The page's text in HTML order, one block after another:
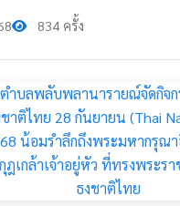
834 ครั้ง